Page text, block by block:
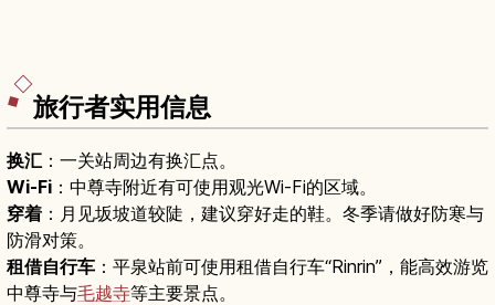
旅行者实用信息
换汇 ：一关站周边有换汇点。
Wi-Fi ：中尊寺附近有可使用观光Wi-Fi的区域。
穿着 ：月见坂坡道较陡，建议穿好走的鞋。冬季请做好防寒与
防滑对策。
租借自行车 ：平泉站前可使用租借自行车“Rinrin”，能高效游览
中尊寺与毛越寺等主要景点。